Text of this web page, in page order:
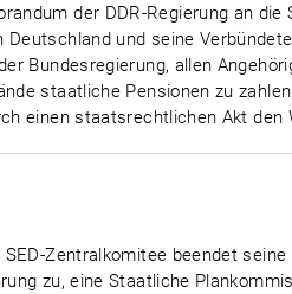
der DDR-Regierung an
Deutschland und seine
Bundesregierung, allen
staatliche Pensionen zu
einen staatsrechtlichen Akt
SED-Zentralkomitee beendet
zu, eine Staatliche